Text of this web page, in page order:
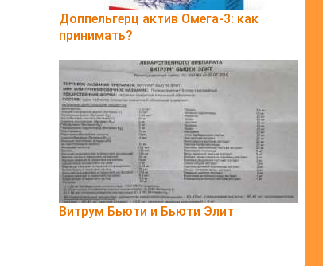
Доппельгерц актив Омега-3: как
принимать?
Витрум Бьюти и Бьюти Элит